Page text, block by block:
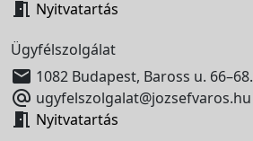
 Nyitvatartás
Ügyfélszolgálat
 1082 Budapest, Baross u. 66–68.
 ugyfelszolgalat@jozsefvaros.hu
 Nyitvatartás